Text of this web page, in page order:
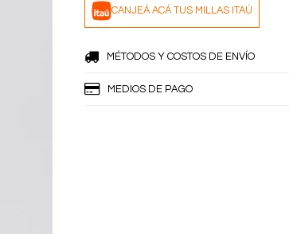
CANJEÁ ACÁ TUS MILLAS ITAÚ
MÉTODOS Y COSTOS DE ENVÍO
MEDIOS DE PAGO